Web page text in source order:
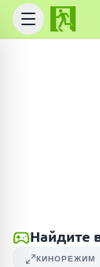
Найдите
КИНОРЕЖИМ